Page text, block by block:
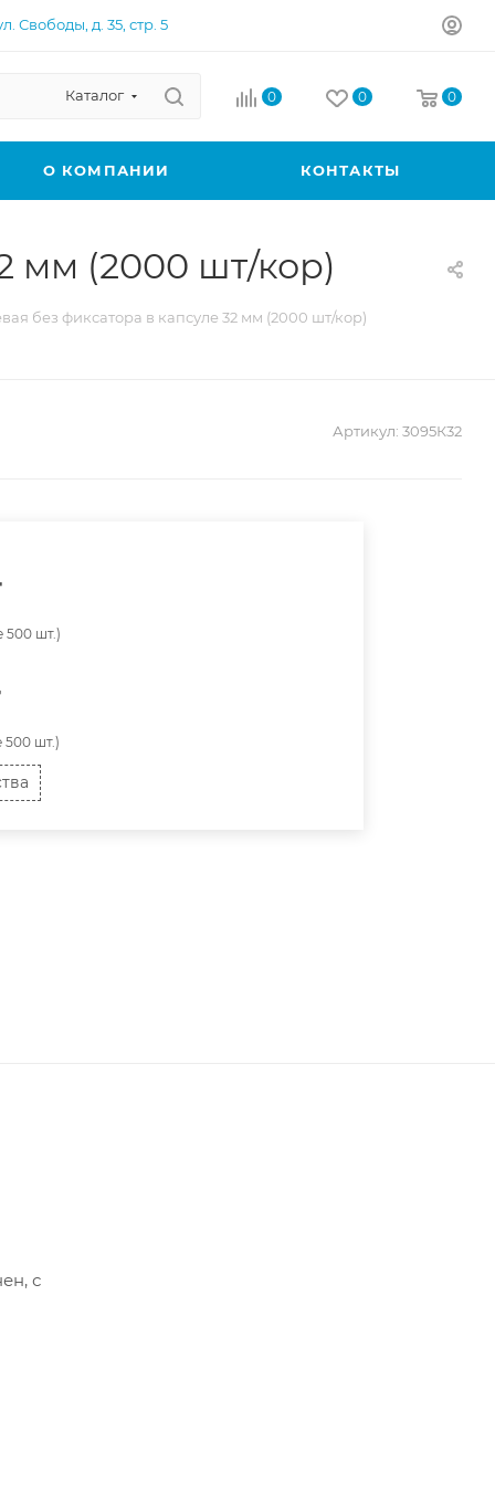
Свободы, д. 35, стр. 5
Каталог 0 0 0
О КОМПАНИИ КОНТАКТЫ
мм (2000 шт/кор)
без фиксатора в капсуле 32 мм (2000 шт/кор)
Артикул: 3095К32
500 шт.)
500 шт.)
с